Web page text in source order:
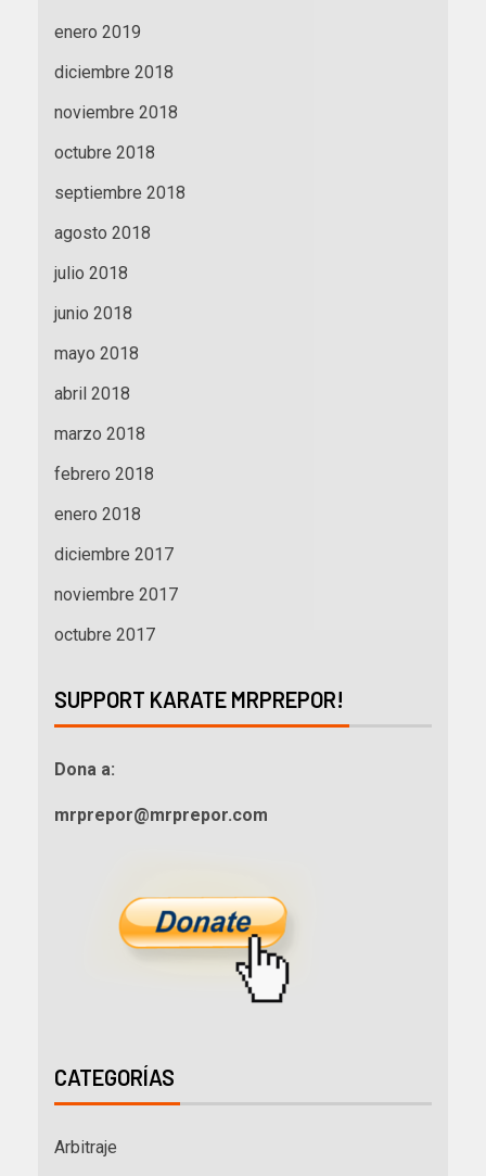
enero 2019
diciembre 2018
noviembre 2018
octubre 2018
septiembre 2018
agosto 2018
julio 2018
junio 2018
mayo 2018
abril 2018
marzo 2018
febrero 2018
enero 2018
diciembre 2017
noviembre 2017
octubre 2017
SUPPORT KARATE MRPREPOR!
Dona a:
mrprepor@mrprepor.com
CATEGORÍAS
Arbitraje